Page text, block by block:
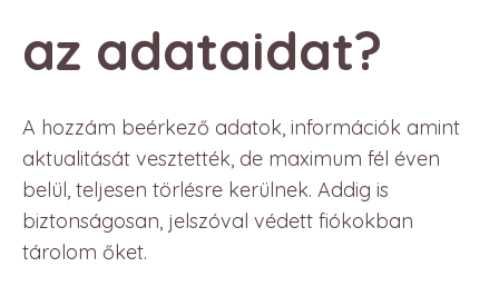
az adataidat?
A hozzám beérkező adatok, információk amint
aktualitását vesztették, de maximum fél éven
belül, teljesen törlésre kerülnek. Addig is
biztonságosan, jelszóval védett fiókokban
tárolom őket.